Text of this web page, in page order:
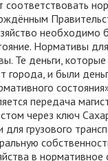
соответствовать
необходимо
Нормативы
Те деньги,
города, и были
передача
через ключ
грузового
в нормативное